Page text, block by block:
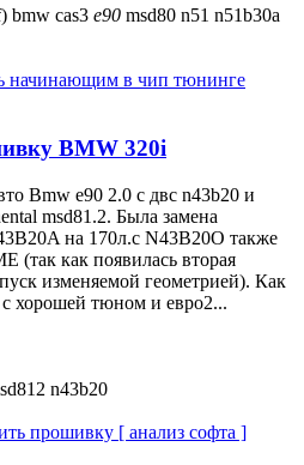
bmw cas3 e90 msd80 n51 n51b30a
начинающим в чип тюнинге
BMW 320i
Bmw e90 2.0 с двс n43b20 и
msd81.2. Была замена
на 170л.с N43B20O также
(так как появилась вторая
изменяемой геометрией). Как
хорошей тюном и евро2...
n43b20
прошивку [ анализ софта ]